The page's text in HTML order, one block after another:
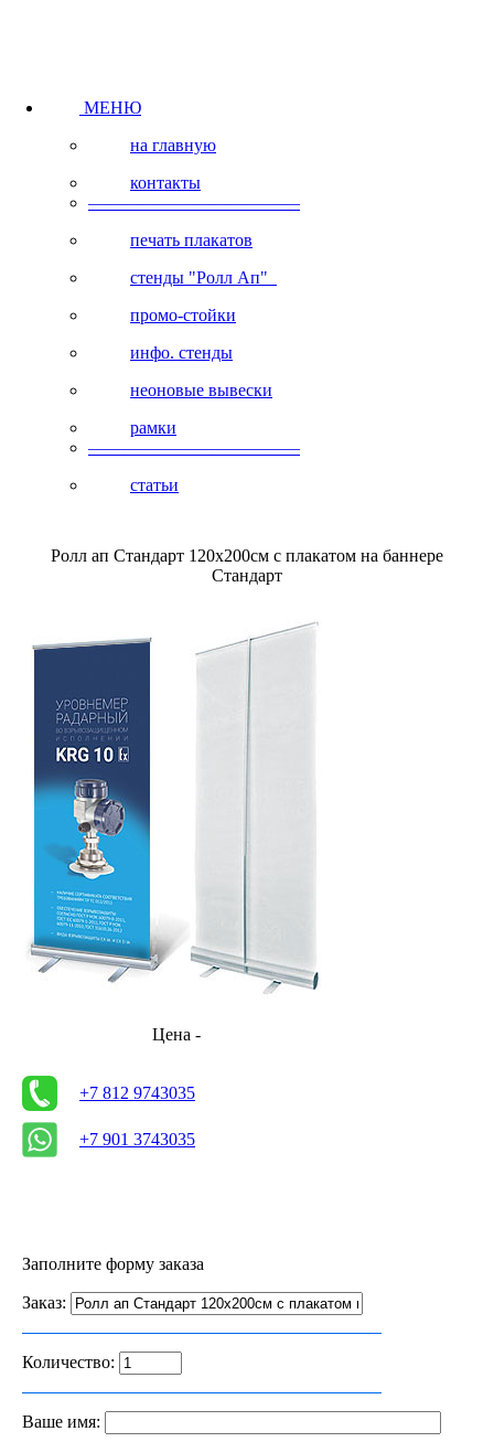
МЕНЮ
на главную
контакты
————————————
печать плакатов
стенды "Ролл Ап"
промо-стойки
инфо. стенды
неоновые вывески
рамки
————————————
статьи
Ролл ап Стандарт 120х200см с плакатом на баннере
Стандарт
Цена -
+7 812 9743035
+7 901 3743035
Заполните форму заказа
Заказ:
Количество:
Ваше имя: